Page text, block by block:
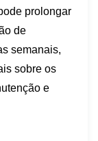
prolongar
de
semanais,
sobre os
e